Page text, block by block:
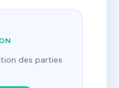
des parties